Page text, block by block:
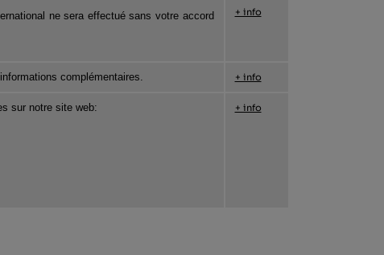
ne sera effectué sans votre accord
+ info
complémentaires. + info
sur notre site web: + info